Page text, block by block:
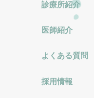
診療所紹介
医師紹介
よくある質問
採用情報